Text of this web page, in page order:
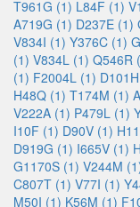
T961G (1) L84F (1)
A719G (1) D237E (1)
V834I (1) Y376C (1)
(1) V834L (1) Q546R
(1) F2004L (1)
H48Q (1) T174M (1)
V222A (1) P479L (1)
I10F (1) D90V (1)
D919G (1) I665V (1)
G1170S (1) V244M
C807T (1) V77I (1)
M50I (1) K56M (1)